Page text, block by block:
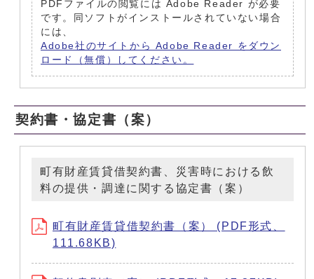
PDFファイルの閲覧には Adobe Reader が必要
です。同ソフトがインストールされていない場合
には、
Adobe社のサイトから Adobe Reader をダウン
ロード（無償）してください。
契約書・協定書（案）
町有財産賃貸借契約書、災害時における飲
料の提供・調達に関する協定書（案）
町有財産賃貸借契約書（案） (PDF形式、
111.68KB)